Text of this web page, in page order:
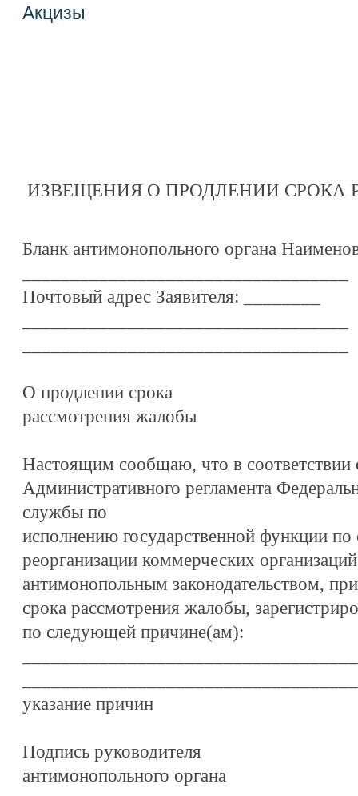
Акцизы
ИЗВЕЩЕНИЯ О ПРОДЛЕНИИ СРОКА
Бланк антимонопольного органа
Почтовый адрес Заявителя: ________
О продлении срока
рассмотрения жалобы
Настоящим сообщаю, что в соответствии
Административного регламента
службы по
исполнению государственной функции по
реорганизации коммерческих
антимонопольным законодательством,
срока рассмотрения жалобы,
по следующей причине(ам):
указание причин
Подпись руководителя
антимонопольного органа